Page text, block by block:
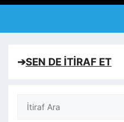
➔SEN DE İTİRAF ET
Ara